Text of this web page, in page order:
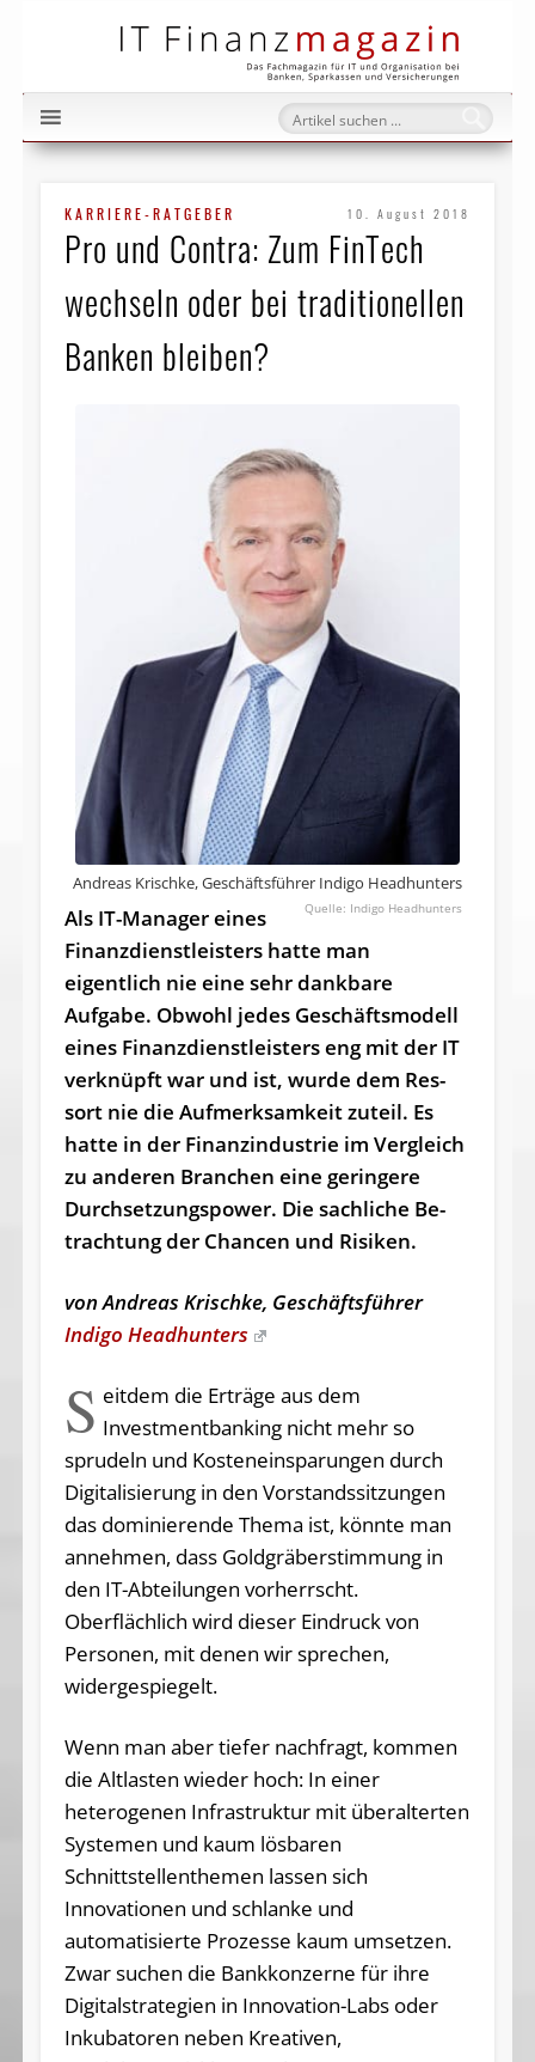
KARRIERE-RATGEBER 10. August 2018
Pro und Contra: Zum FinTech
wechseln oder bei traditionellen
Banken bleiben?
Andreas Krischke, Geschäftsführer Indigo Headhunters
Indigo Headhunters
Als IT-Manager eines
Finanz­dienst­leisters hatte man
eigentlich nie eine sehr dankbare
Aufgabe. Ob­wohl je­des Ge­schäfts­mo­dell
ei­nes Fi­nan­z­­diens­t­­leis­ters eng mit der IT
ver­knüpft war und ist, wur­de dem Res­
sort nie die Auf­merk­sam­keit zu­teil. Es
hat­te in der Fi­nanz­in­dus­trie im Ver­gleich
zu an­de­ren Bran­chen ei­ne ge­rin­ge­re
Durch­­­set­zungs­­­power. Die sach­li­che Be­
trach­tung der Chan­cen und Ri­si­ken.
von Andreas Krischke, Geschäftsführer
Indigo Headhunters
S eitdem die Erträge aus dem
Investmentbanking nicht mehr so
sprudeln und Kosteneinsparungen durch
Digitalisierung in den Vorstandssitzungen
das dominierende Thema ist, könnte man
annehmen, dass Goldgräberstimmung in
den IT-Abteilungen vorherrscht.
Oberflächlich wird dieser Eindruck von
Personen, mit denen wir sprechen,
widergespiegelt.
Wenn man aber tiefer nachfragt, kommen
die Altlasten wieder hoch: In einer
heterogenen Infrastruktur mit überalterten
Systemen und kaum lösbaren
Schnittstellenthemen lassen sich
Innovationen und schlanke und
automatisierte Prozesse kaum umsetzen.
Zwar suchen die Bankkonzerne für ihre
Digitalstrategien in Innovation-Labs oder
Inkubatoren neben Kreativen,